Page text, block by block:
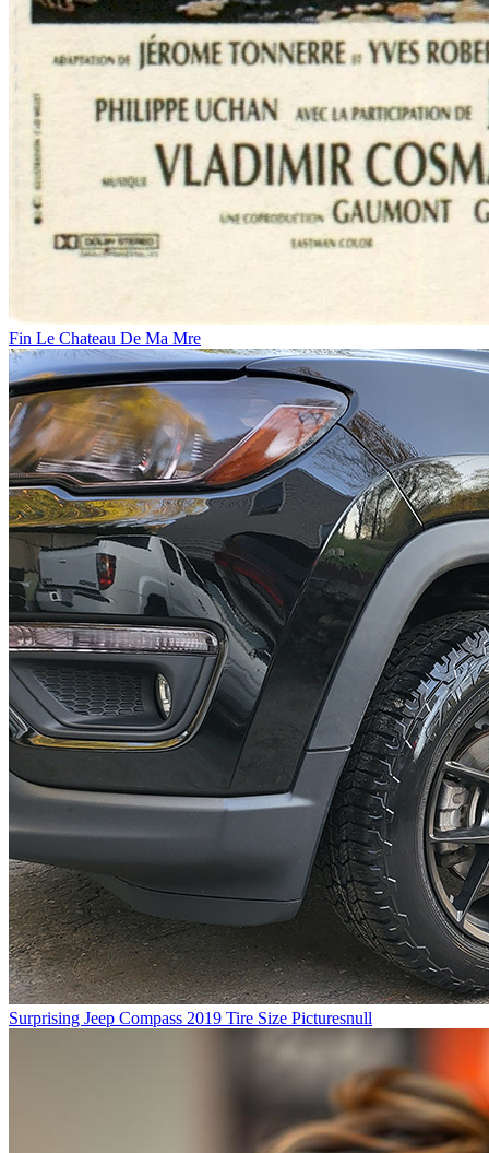
Fin Le Chateau De Ma Mre
Surprising Jeep Compass 2019 Tire Size Picturesnull